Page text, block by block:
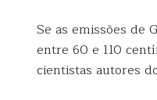
Se as emissões de
entre 60 e 110
cientistas autores